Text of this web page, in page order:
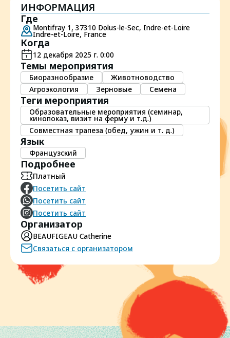
ИНФОРМАЦИЯ
Где
Montifray 1, 37310 Dolus-le-Sec, Indre-et-Loire
Indre-et-Loire, France
Когда
12 декабря 2025 г. 0:00
Темы мероприятия
Биоразнообразие
Животноводство
Агроэкология
Зерновые Семена
Теги мероприятия
Образовательные мероприятия (семинар,
кинопоказ, визит на ферму и т.д.)
Совместная трапеза (обед, ужин и т. д.)
Язык
Французский
Подробнее
Платный
Посетить сайт
Посетить сайт
Посетить сайт
Организатор
BEAUFIGEAU Catherine
Связаться с организатором